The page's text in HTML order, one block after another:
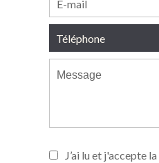
J’ai lu et j'accepte la